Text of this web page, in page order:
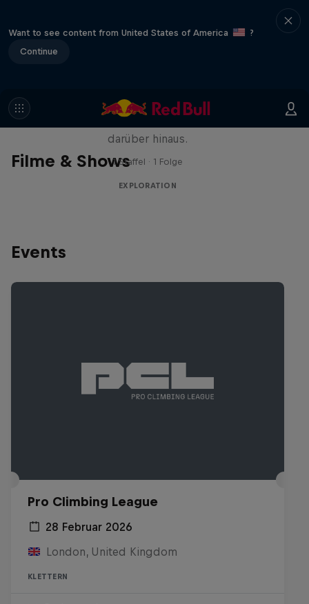
Want to see content from United States of America
?
Continue
Filme & Shows
Natural Heights
darüber hinaus.
1 Staffel · 1 Folge
EXPLORATION
Events
Pro Climbing League
28 Februar 2026
London, United Kingdom
KLETTERN